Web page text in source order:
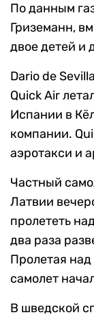
По данным
Гриземанн,
двое детей и
Dario de
Quick Air
Испании в
компании.
аэротакси и
Частный
Латвии
пролететь
два раза
Пролетая
самолет
В шведской